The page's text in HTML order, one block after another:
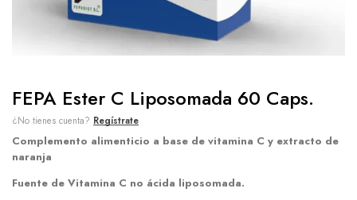
FEPA Ester C Liposomada 60 Caps.
¿No tienes cuenta? Regístrate
Complemento alimenticio a base de vitamina C y extracto de
naranja
Fuente de Vitamina C no ácida liposomada.